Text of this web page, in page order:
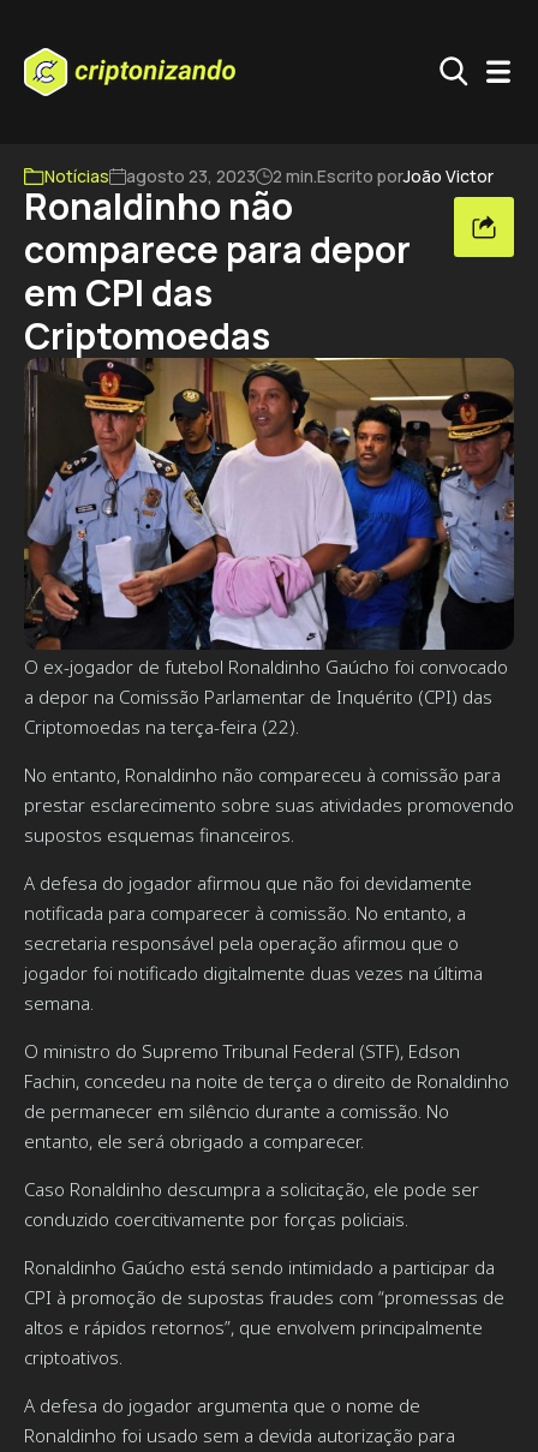
Notícias agosto 23, 2023 2 min.Escrito porJoão Victor
Ronaldinho não
comparece para depor
em CPI das
Criptomoedas
O ex-jogador de futebol Ronaldinho Gaúcho foi convocado
a depor na Comissão Parlamentar de Inquérito (CPI) das
Criptomoedas na terça-feira (22).
No entanto, Ronaldinho não compareceu à comissão para
prestar esclarecimento sobre suas atividades promovendo
supostos esquemas financeiros.
A defesa do jogador afirmou que não foi devidamente
notificada para comparecer à comissão. No entanto, a
secretaria responsável pela operação afirmou que o
jogador foi notificado digitalmente duas vezes na última
semana.
O ministro do Supremo Tribunal Federal (STF), Edson
Fachin, concedeu na noite de terça o direito de Ronaldinho
de permanecer em silêncio durante a comissão. No
entanto, ele será obrigado a comparecer.
Caso Ronaldinho descumpra a solicitação, ele pode ser
conduzido coercitivamente por forças policiais.
Ronaldinho Gaúcho está sendo intimidado a participar da
CPI à promoção de supostas fraudes com “promessas de
altos e rápidos retornos”, que envolvem principalmente
criptoativos.
A defesa do jogador argumenta que o nome de
Ronaldinho foi usado sem a devida autorização para